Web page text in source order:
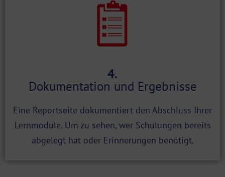
4.
Dokumentation und Ergebnisse
Eine Reportseite dokumentiert den Abschluss Ihrer
Lernmodule. Um zu sehen, wer Schulungen bereits
abgelegt hat oder Erinnerungen benötigt.